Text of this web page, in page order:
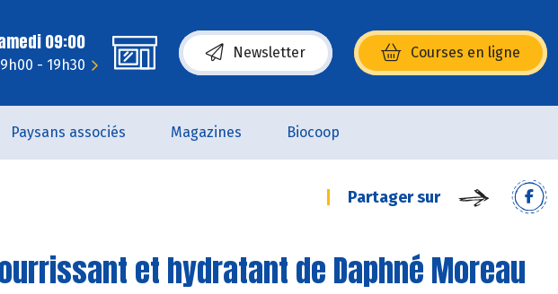
09:00
- 19h30
Newsletter Courses en ligne
(s’ouvre dans une nouvelle fenêtre)
Paysans associés Magazines Biocoop
Partager sur
et hydratant de Daphné Moreau